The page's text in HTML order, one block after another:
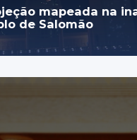
mapeada na
de Salomão